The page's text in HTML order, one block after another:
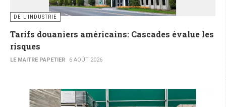
DE L’INDUSTRIE
Tarifs douaniers américains: Cascades évalue les
risques
LE MAITRE PAPETIER 6 AOÛT 2026